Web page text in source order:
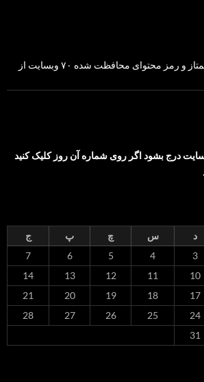
تماس با ما، خرید ایمیل ممتاز و رمز محتوای محافظت شده ۷۰ وبسایت از
درج بشود اگر روی شماره آن روز کلیک کنید
د س چ پ
ج
3
4
5
6
7
10
11
12
13
14
17
18
19
20
21
24
25
26
27
28
31